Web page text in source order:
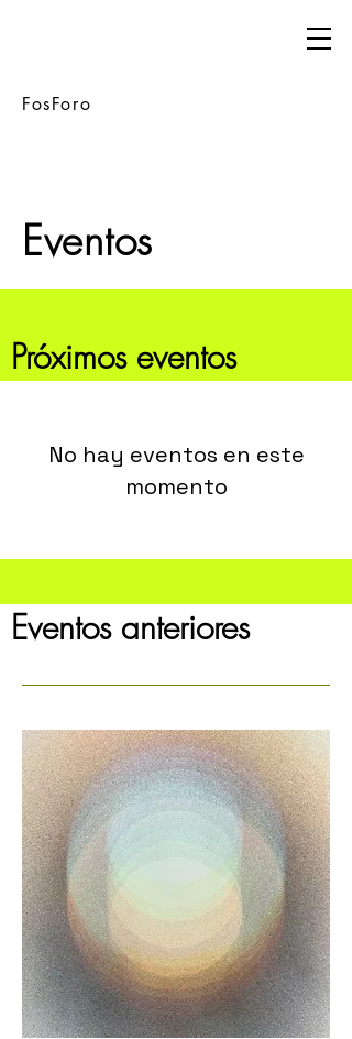
FosForo
Eventos
Próximos eventos
No hay eventos en este
momento
Eventos anteriores